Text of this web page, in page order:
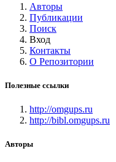
Авторы
Публикации
Поиск
Вход
Контакты
О Репозитории
Полезные ссылки
http://omgups.ru
http://bibl.omgups.ru
Авторы